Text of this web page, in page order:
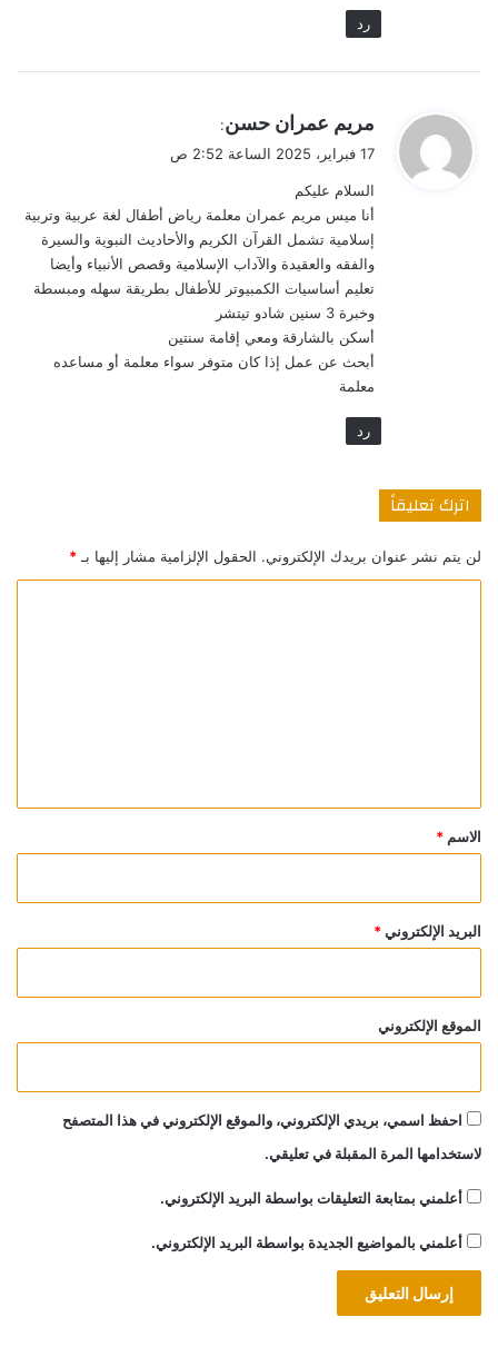
رد
ل
مريم عمران حسن:
17 فبراير، 2025 الساعة 2:52 ص
السلام عليكم
أنا ميس مريم عمران معلمة رياض أطفال لغة عربية وتربية
إسلامية تشمل القرآن الكريم والأحاديث النبوية والسيرة
والفقه والعقيدة والآداب الإسلامية وقصص الأنبياء وأيضا
تعليم أساسيات الكمبيوتر للأطفال بطريقة سهله ومبسطة
وخبرة 3 سنين شادو تيتشر
أسكن بالشارقة ومعي إقامة سنتين
أبحث عن عمل إذا كان متوفر سواء معلمة أو مساعده
معلمة
رد
اترك تعليقاً
لن يتم نشر عنوان بريدك الإلكتروني. الحقول الإلزامية مشار إليها بـ *
*
الاسم *
البريد الإلكتروني*
الموقع الإلكتروني
احفظ اسمي، بريدي الإلكتروني، والموقع الإلكتروني في هذا المتصفح
لاستخدامها المرة المقبلة في تعليقي.
أعلمني بمتابعة التعليقات بواسطة البريد الإلكتروني.
أعلمني بالمواضيع الجديدة بواسطة البريد الإلكتروني.